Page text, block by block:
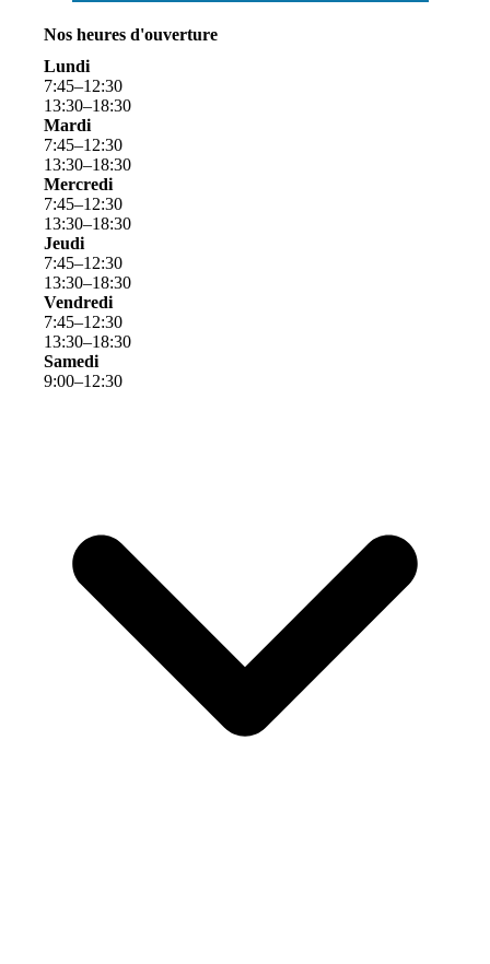
Nos heures d'ouverture
Lundi
7:45–12:30
13:30–18:30
Mardi
7:45–12:30
13:30–18:30
Mercredi
7:45–12:30
13:30–18:30
Jeudi
7:45–12:30
13:30–18:30
Vendredi
7:45–12:30
13:30–18:30
Samedi
9:00–12:30